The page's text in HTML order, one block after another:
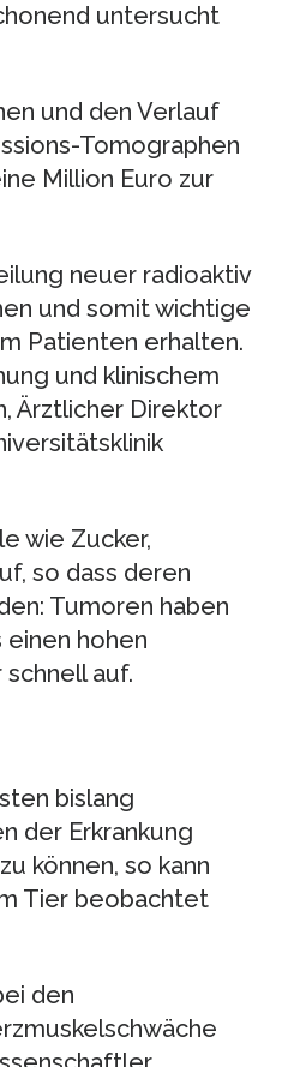
untersucht
und den Verlauf
Tomographen
Million Euro zur
neuer radioaktiv
und somit wichtige
Patienten erhalten.
und klinischem
Ärztlicher Direktor
wie Zucker,
so dass deren
Tumoren haben
hohen
auf.
bislang
der Erkrankung
können, so kann
Tier beobachtet
den